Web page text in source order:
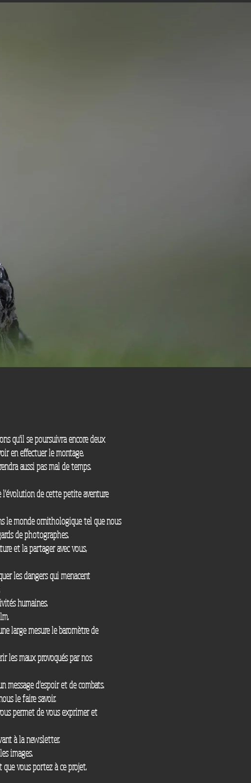
qu'il se poursuivra encore deux
en effectuer le montage.
aussi pas mal de temps.
de cette petite aventure
le monde ornithologique tel que nous
de photographes.
et la partager avec vous,
les dangers qui menacent
humaines.
large mesure le baromètre de
les maux provoqués par nos
message d'espoir et de combats.
le faire savoir.
permet de vous exprimer et
à la newsletter.
images.
que vous portez à ce projet.